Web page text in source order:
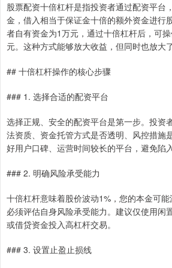
股票配资十倍杠杆是指投资者通过配资平台
金，借入相当于保证金十倍的额外资金进行
者自有资金为1万元，通过十倍杠杆后，可
元。这种方式能够放大收益，但同时也放大
## 十倍杠杆操作的核心步骤
### 1. 选择合适的配资平台
选择正规、安全的配资平台是第一步。投资
法资质、资金托管方式是否透明、风控措施
好用户口碑、运营时间较长的平台，避免陷
### 2. 明确风险承受能力
十倍杠杆意味着股价波动1%，您的本金可
必须评估自身风险承受能力。建议仅使用闲
或借贷资金投入高杠杆交易。
### 3. 设置止盈止损线